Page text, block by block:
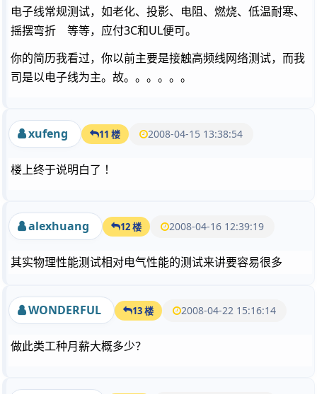
电子线常规测试，如老化、投影、电阻、燃烧、低温耐寒、
摇摆弯折 等等，应付3C和UL便可。
你的简历我看过，你以前主要是接触高频线网络测试，而我
司是以电子线为主。故。。。。。。
xufeng 11 楼 2008-04-15 13:38:54
楼上终于说明白了 ！
alexhuang 12 楼 2008-04-16 12:39:19
其实物理性能测试相对电气性能的测试来讲要容易很多
WONDERFUL 13 楼 2008-04-22 15:16:14
做此类工种月薪大概多少？